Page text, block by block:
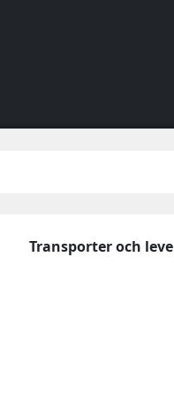
Transporter och